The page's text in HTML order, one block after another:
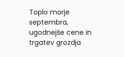
Toplo morje
septembra,
ugodnejše cene in
trgatev grozdja